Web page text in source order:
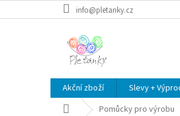
na
info@pletanky.cz
Akční zboží Slevy +
Domů Pomůcky pro výrobu